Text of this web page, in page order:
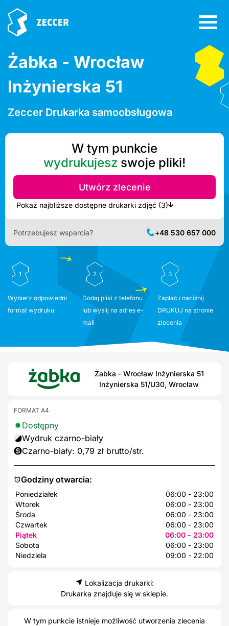
Żabka - Wrocław
Inżynierska 51
Zeccer Drukarka samoobsługowa
W tym punkcie
wydrukujesz swoje pliki!
Utwórz zlecenie
Pokaż najbliższe dostępne drukarki zdjęć (3)
Potrzebujesz wsparcia? +48 530 657 000
1
Wybierz odpowiedni
format wydruku
2
Dodaj pliki z telefonu
lub wyślij na adres e-
mail
3
Zapłać i naciśnij
DRUKUJ na stronie
zlecenia
Żabka - Wrocław Inżynierska 51
Inżynierska 51/U30, Wrocław
Godziny otwarcia:
Poniedziałek
06:00 - 23:00
Wtorek
06:00 - 23:00
Środa
06:00 - 23:00
Czwartek
06:00 - 23:00
Piątek
06:00 - 23:00
Sobota
06:00 - 23:00
Niedziela
09:00 - 22:00
FORMAT A4
Dostępny
Wydruk czarno-biały
Czarno-biały: 0,79 zł brutto/str.
Lokalizacja drukarki:
Drukarka znajduje się w sklepie.
W tym punkcie istnieje możliwość utworzenia zlecenia